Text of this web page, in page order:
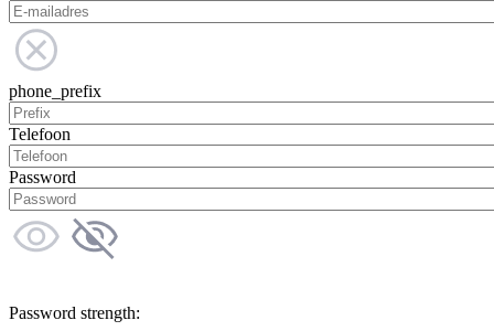
phone_prefix
Telefoon
Password
Password strength: